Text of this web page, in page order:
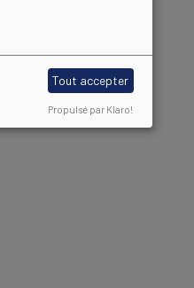
Tout accepter
Propulsé par Klaro!